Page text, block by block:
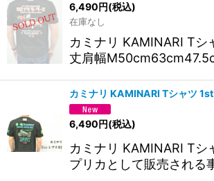
6,490円(税込)
在庫なし
カミナリ KAMINARI Tシ
丈肩幅
カミナリ KAMINARI Tシャ
6,490円(税込)
カミナリ KAMINARI Tシ
プリカとして販売される